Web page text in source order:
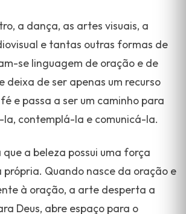
a dança, as artes visuais, a
e tantas outras formas de
se linguagem de oração e de
deixa de ser apenas um recurso
e passa a ser um caminho para
contemplá-la e comunicá-la.
a beleza possui uma força
Quando nasce da oração e
à oração, a arte desperta a
Deus, abre espaço para o